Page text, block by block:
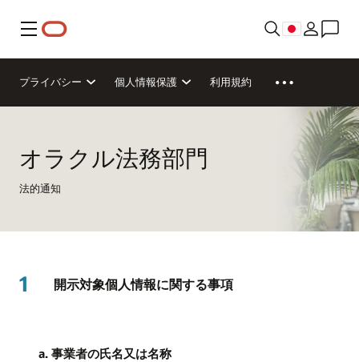
メニュー
プライバシー 個人情報保護 利用規約
オラクル法務部門
法的通知
1 開示対象個人情報に関する事項
a. 事業者の氏名又は名称